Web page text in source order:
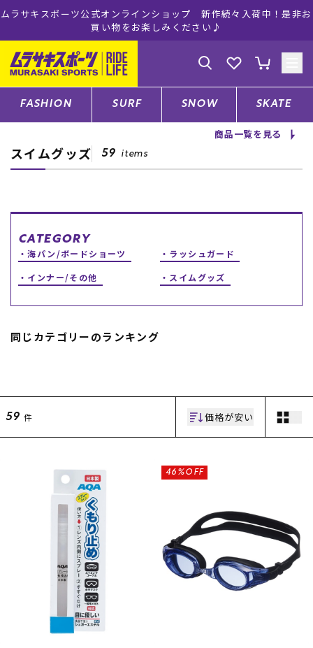
ムラサキスポーツ公式オンラインショップ 新作続々入荷中！是非お
買い物をお楽しみください♪
ゲスト様
ログイン 会員登録
店舗一覧
CATEGORY
ファッションTOP
スノーTOP
ブランド一覧
RIDE LIFE MAGAZINE一
スタッフスナップ
中古/アウトレット サー
中古/アウトレット スノ
ご利用ガイド
ギフトラッピング
アフターサポート
下取り保証について
よくある質問
店舗一覧
お問い合わせ
FASHION SURF SNOW SKATE
商品一覧を見る
スイムグッズ 59 items
CATEGORY
海パン/ボードショーツ
ラッシュガード
インナー/その他
スイムグッズ
同じカテゴリーのランキング
59 件 価格が安い
46%OFF